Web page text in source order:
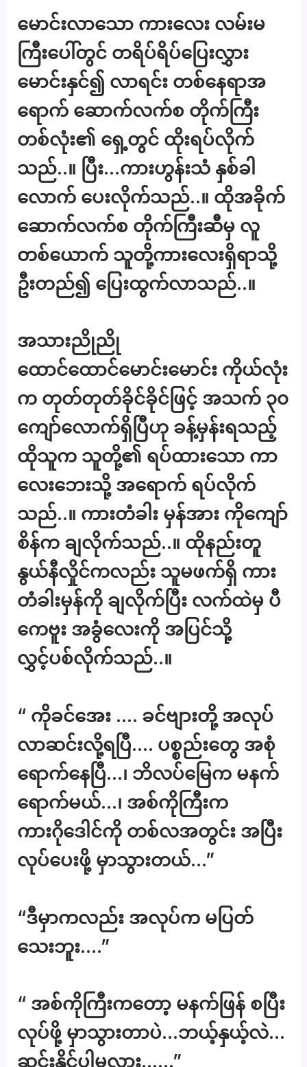
မောင်းလာသော ကားလေး လမ်းမ
ကြီးပေါ်တွင် တရိပ်ရိပ်ပြေးလွှား
မောင်းနှင်၍ လာရင်း တစ်နေရာအ
ရောက် ဆောက်လက်စ တိုက်ကြီး
တစ်လုံး၏ ရှေ့တွင် ထိုးရပ်လိုက်
သည်..။ ပြီး…ကားဟွန်းသံ နှစ်ခါ
လောက် ပေးလိုက်သည်..။ ထိုအခိုက်
ဆောက်လက်စ တိုက်ကြီးဆီမှ လူ
တစ်ယောက် သူတို့ကားလေးရှိရာသို့
ဦးတည်၍ ပြေးထွက်လာသည်..။
အသားညိုညို
ထောင်ထောင်မောင်းမောင်း ကိုယ်လုံး
က တုတ်တုတ်ခိုင်ခိုင်ဖြင့် အသက် ၃၀
ကျော်လောက်ရှိပြီဟု ခန့်မှန်းရသည့်
ထိုသူက သူတို့၏ ရပ်ထားသော ကာ
လေးဘေးသို့ အရောက် ရပ်လိုက်
သည်..။ ကားတံခါး မှန်အား ကိုကျော်
စိန်က ချလိုက်သည်..။ ထိုနည်းတူ
နွယ်နီလှိုင်ကလည်း သူမဖက်ရှိ ကား
တံခါးမှန်ကို ချလိုက်ပြီး လက်ထဲမှ ပီ
ကေဗူး အခွံလေးကို အပြင်သို့
လွှင့်ပစ်လိုက်သည်..။
“ ကိုခင်အေး …. ခင်ဗျားတို့ အလုပ်
လာဆင်းလို့ရပြီ…. ပစ္စည်းတွေ အစုံ
ရောက်နေပြီ…၊ ဘိလပ်မြေက မနက်
ရောက်မယ်…၊ အစ်ကိုကြီးက
ကားဂိုဒေါင်ကို တစ်လအတွင်း အပြီး
လုပ်ပေးဖို့ မှာသွားတယ်…”
“ဒီမှာကလည်း အလုပ်က မပြတ်
သေးဘူး….”
“ အစ်ကိုကြီးကတော့ မနက်ဖြန် စပြီး
လုပ်ဖို့ မှာသွားတာပဲ…ဘယ့်နှယ့်လဲ…
ဆင်းနိုင်ပါ့မလား……”